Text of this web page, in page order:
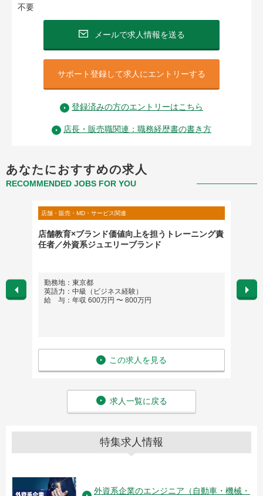
不要
メールで求人情報を送る
サポート登録して求人にエントリーする
登録済みの方のエントリーはこちら
店長・販売職関連：職務経歴書の書き方
あなたにおすすめの求人
RECOMMENDED JOBS FOR YOU
店舗・販売・MD・サービス関連
店舗教育×ブランド価値向上を担うトレーニング責
任者／外資系ジュエリーブランド
勤務地：東京都
英語力：中級（ビジネス経験）
給 与：年収 600万円 〜 800万円
この求人を見る
勤務
英語
給 与
求人一覧に戻る
特集求人情報
外資系企業のエンジニア（自動車・機械・